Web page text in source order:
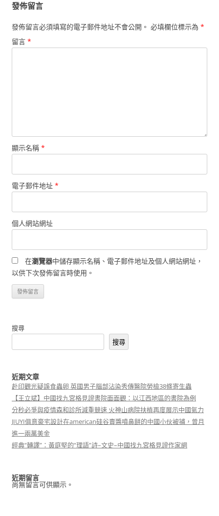
發佈留言
發佈留言必須填寫的電子郵件地址不會公開。 必填欄位標示為 *
留言 *
顯示名稱 *
電子郵件地址 *
個人網站網址
在瀏覽器中儲存顯示名稱、電子郵件地址及個人網站網址，
以供下次發佈留言時使用。
搜尋
搜尋
近期文章
赴印觀光疑誤食蟲卵 英國男子腦部沾染秀傳醫院勞檢38條寄生蟲
【王立斌】中國找九宮格見證書院面面觀：以江西地區的書院為例
分秒必爭與疫情森和診所減重競速 火神山病院扶植再度展示中國氣力
JIUYI俱意豪宅設計在american硅谷賣醬噴鼻餅的中國小伙被捕，曾月
進一兩萬美金
經典“轉譯”：黃庭堅的“理語”詩–文史–中國找九宮格見證作家網
近期留言
尚無留言可供顯示。